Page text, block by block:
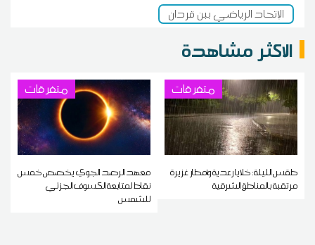
الإتحاد الرياضي ببن قردان
الاكثر مشاهدة
متفرقات
طقس الليلة: خلايا رعدية وأمطار غزيرة
مرتقبة بالمناطق الشرقية
متفرقات
معهد الرصد الجوي يخصص خمس
نقاط لمتابعة الكسوف الجزئي
للشمس